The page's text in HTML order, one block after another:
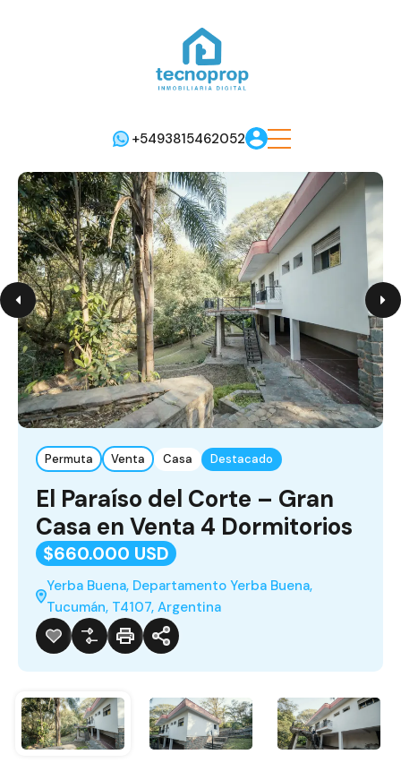
+5493815462052
Permuta Venta Casa Destacado
El Paraíso del Corte – Gran
Casa en Venta 4 Dormitorios
$660.000 USD
Yerba Buena, Departamento Yerba Buena,
Tucumán, T4107, Argentina